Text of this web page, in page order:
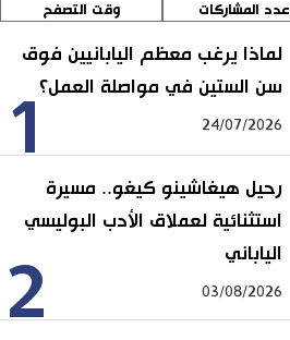
عدد المشاركات وقت التصفح
1
لماذا يرغب معظم اليابانيين فوق
سن الستين في مواصلة العمل؟
24/07/2026
2
رحيل هيغاشينو كيغو.. مسيرة
استثنائية لعملاق الأدب البوليسي
الياباني
03/08/2026